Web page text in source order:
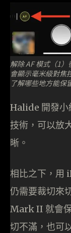
解除 AF 模式（1
會顯示毫米級對焦
了解哪些地方能保
Halide 開發小
技術，可以放
晰。
相比之下，用
仍需要裁切來
Mark II 就會
切不滿，也可